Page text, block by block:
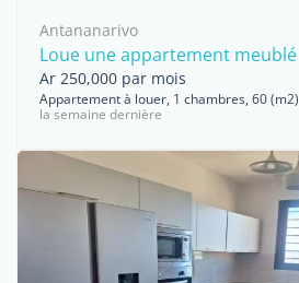
Antananarivo
Loue une appartement meublé
Ar 250,000 par mois
Appartement à louer, 1 chambres, 60 (m2)
la semaine dernière